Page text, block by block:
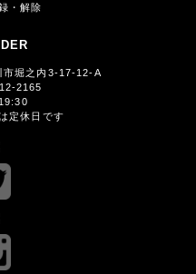
・解除
市堀之内3-17-12-A
2165
定休日です